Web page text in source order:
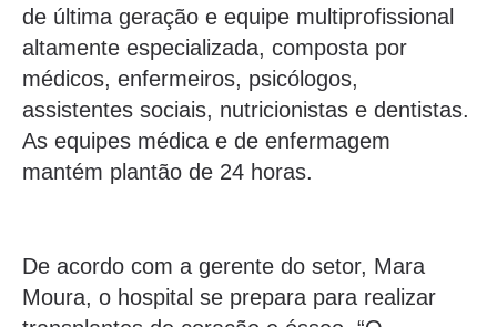
de última geração e equipe multiprofissional
altamente especializada, composta por
médicos, enfermeiros, psicólogos,
assistentes sociais, nutricionistas e dentistas.
As equipes médica e de enfermagem
mantém plantão de 24 horas.
De acordo com a gerente do setor, Mara
Moura, o hospital se prepara para realizar